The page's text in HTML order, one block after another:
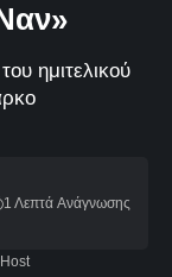
ημιτελικού
1 Λεπτά Aνάγνωσης